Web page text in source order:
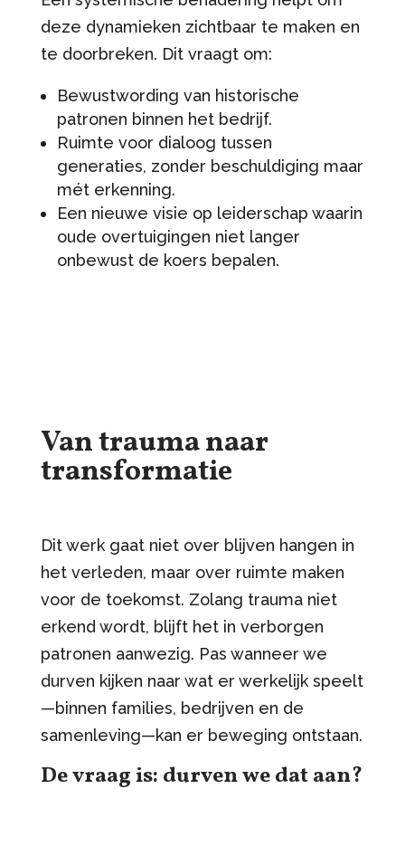
deze dynamieken zichtbaar te maken en
te doorbreken. Dit vraagt om:
Bewustwording van historische
patronen binnen het bedrijf.
Ruimte voor dialoog tussen
generaties, zonder beschuldiging maar
mét erkenning.
Een nieuwe visie op leiderschap waarin
oude overtuigingen niet langer
onbewust de koers bepalen.
Van trauma naar
transformatie
Dit werk gaat niet over blijven hangen in
het verleden, maar over ruimte maken
voor de toekomst. Zolang trauma niet
erkend wordt, blijft het in verborgen
patronen aanwezig. Pas wanneer we
durven kijken naar wat er werkelijk speelt
—binnen families, bedrijven en de
samenleving—kan er beweging ontstaan.
De vraag is: durven we dat aan?